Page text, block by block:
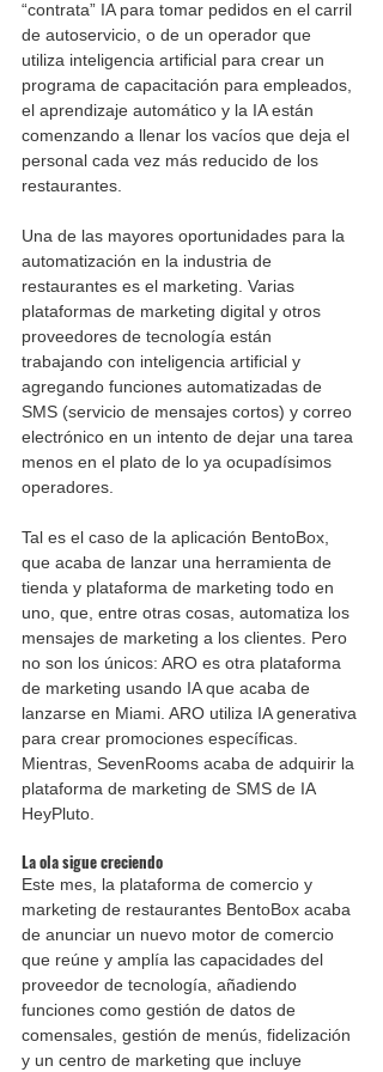
“contrata” IA para tomar pedidos en el carril
de autoservicio, o de un operador que
utiliza inteligencia artificial para crear un
programa de capacitación para empleados,
el aprendizaje automático y la IA están
comenzando a llenar los vacíos que deja el
personal cada vez más reducido de los
restaurantes.
Una de las mayores oportunidades para la
automatización en la industria de
restaurantes es el marketing. Varias
plataformas de marketing digital y otros
proveedores de tecnología están
trabajando con inteligencia artificial y
agregando funciones automatizadas de
SMS (servicio de mensajes cortos) y correo
electrónico en un intento de dejar una tarea
menos en el plato de lo ya ocupadísimos
operadores.
Tal es el caso de la aplicación BentoBox,
que acaba de lanzar una herramienta de
tienda y plataforma de marketing todo en
uno, que, entre otras cosas, automatiza los
mensajes de marketing a los clientes. Pero
no son los únicos: ARO es otra plataforma
de marketing usando IA que acaba de
lanzarse en Miami. ARO utiliza IA generativa
para crear promociones específicas.
Mientras, SevenRooms acaba de adquirir la
plataforma de marketing de SMS de IA
HeyPluto.
La ola sigue creciendo
Este mes, la plataforma de comercio y
marketing de restaurantes BentoBox acaba
de anunciar un nuevo motor de comercio
que reúne y amplía las capacidades del
proveedor de tecnología, añadiendo
funciones como gestión de datos de
comensales, gestión de menús, fidelización
y un centro de marketing que incluye